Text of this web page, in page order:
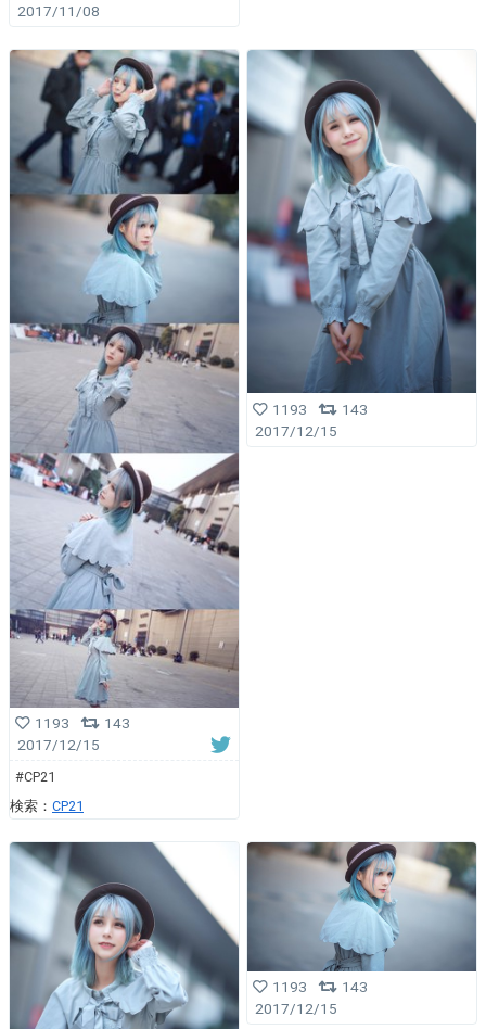
2017/11/08
1193
143
2017/12/15
#CP21
検索： CP21
1193
143
2017/12/15
1193
143
2017/12/15